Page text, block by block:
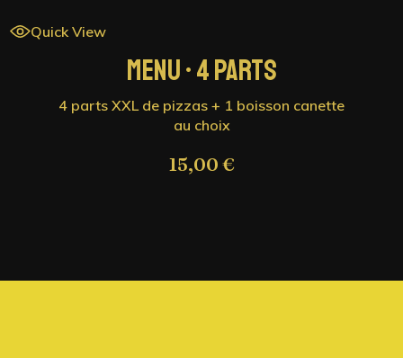
Quick View
MENU • 2 PARTS
2 parts XXL de pizzas + 1 boisson canette
au choix
8,50€